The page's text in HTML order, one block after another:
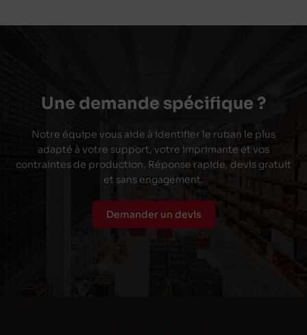
Une demande spécifique ?
Notre équipe vous aide à identifier le ruban le plus
adapté à votre support, votre imprimante et vos
contraintes de production. Réponse rapide, devis gratuit
et sans engagement.
Demander un devis